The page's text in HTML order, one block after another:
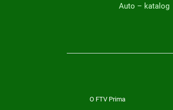
Auto – katalog
O FTV Prima